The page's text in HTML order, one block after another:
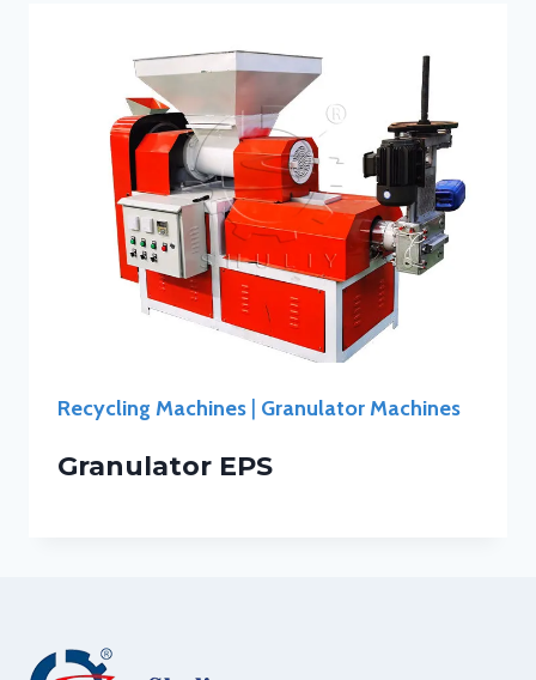
Recycling Machines Granulator Machines
Granulator EPS